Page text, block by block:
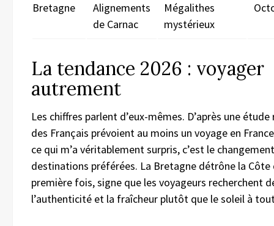
Bretagne
Alignements
de Carnac
Mégalithes
mystérieux
La tendance 2026 : voyager
autrement
Les chiffres parlent d’eux-mêmes. D’après une
des Français prévoient au moins un voyage en
ce qui m’a véritablement surpris, c’est le
destinations préférées. La Bretagne détrône la Côte
première fois, signe que les voyageurs recherchent
l’authenticité et la fraîcheur plutôt que le soleil à